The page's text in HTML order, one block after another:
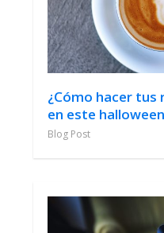
¿Cómo hacer tus
en este
Blog Post